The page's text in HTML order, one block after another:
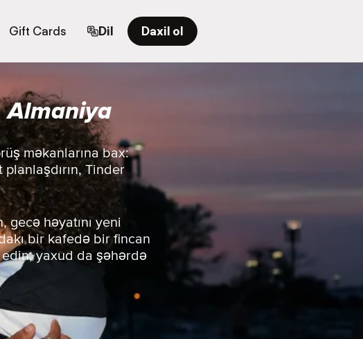
Gift Cards Dil Daxil ol
məkanlarına bax:
Tinder
gecə həyatını yeni
bir kafedə bir fincan
yaxud da şəhərdə